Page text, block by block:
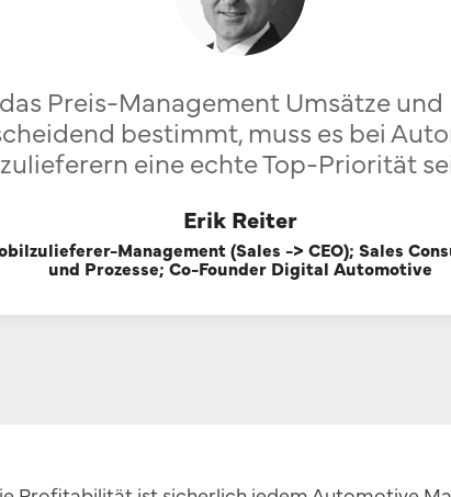
Preis-Management Umsätze
bestimmt, muss es bei
zulieferern eine echte Top-Priorität
Erik Reiter
Management (Sales -> CEO); Sales
und Prozesse; Co-Founder Digital Automotive